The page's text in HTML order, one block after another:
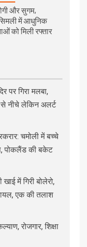
और सुगम,
में आधुनिक
को मिली रफ्तार
पर गिरा मलबा,
नीचे लेकिन अलर्ट
चमोली में बच्चे
पोकलैंड की बकेट
में गिरी बोलेरो,
एक की तलाश
रोजगार, शिक्षा